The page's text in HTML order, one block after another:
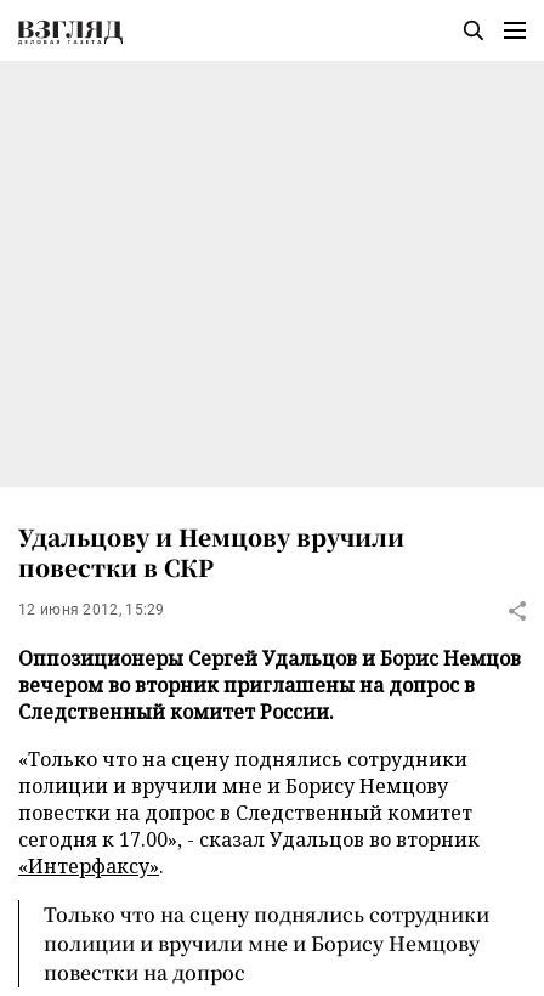
Удальцову и Немцову вручили
повестки в СКР
12 июня 2012, 15:29
Оппозиционеры Сергей Удальцов и Борис Немцов
вечером во вторник приглашены на допрос в
Следственный комитет России.
«Только что на сцену поднялись сотрудники
полиции и вручили мне и Борису Немцову
повестки на допрос в Следственный комитет
сегодня к 17.00», - сказал Удальцов во вторник
«Интерфаксу».
Только что на сцену поднялись сотрудники
полиции и вручили мне и Борису Немцову
повестки на допрос